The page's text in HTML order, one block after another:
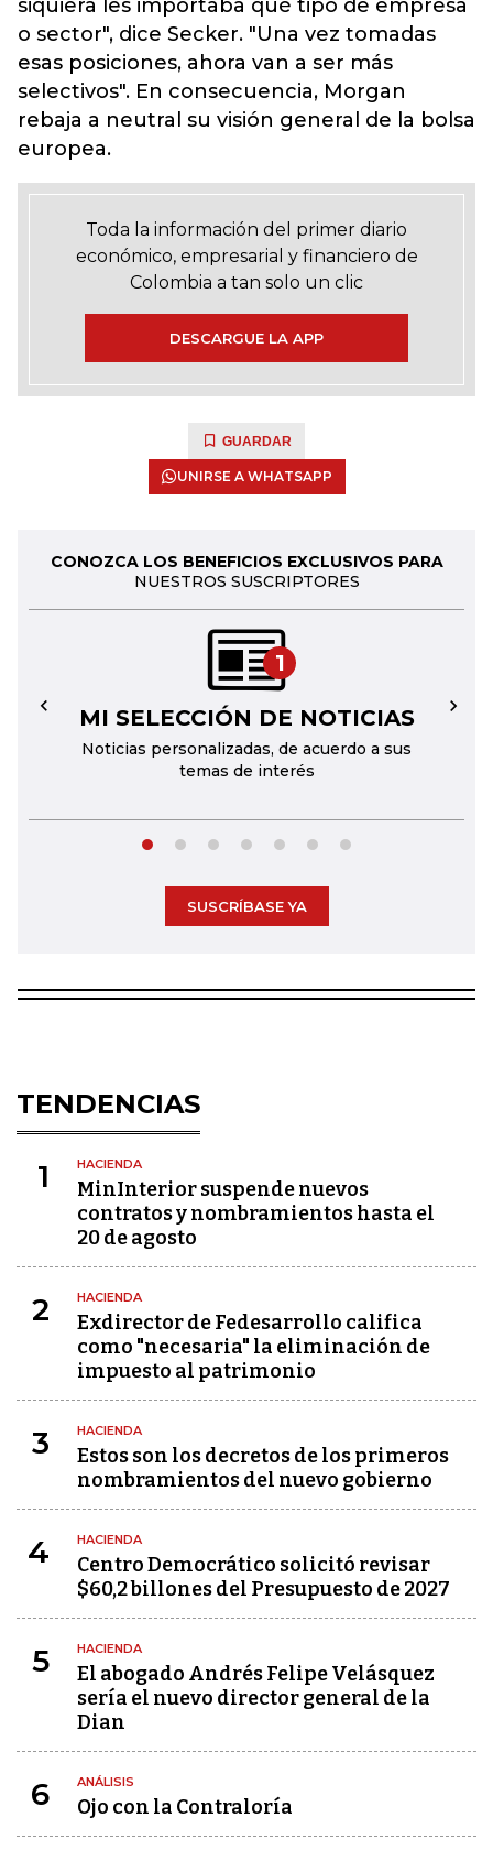
siquiera les importaba qué tipo de empresa
o sector", dice Secker. "Una vez tomadas
esas posiciones, ahora van a ser más
selectivos". En consecuencia, Morgan
rebaja a neutral su visión general de la bolsa
europea.
Toda la información del primer diario
económico, empresarial y financiero de
Colombia a tan solo un clic
DESCARGUE LA APP
GUARDAR
UNIRSE A WHATSAPP
CONOZCA LOS BENEFICIOS EXCLUSIVOS PARA
NUESTROS SUSCRIPTORES
1
MI SELECCIÓN DE NOTICIAS
Noticias personalizadas, de acuerdo a sus
temas de interés
← →
SUSCRÍBASE YA
TENDENCIAS
1 HACIENDA
MinInterior suspende nuevos
contratos y nombramientos hasta el
20 de agosto
2 HACIENDA
Exdirector de Fedesarrollo califica
como "necesaria" la eliminación de
impuesto al patrimonio
3 HACIENDA
Estos son los decretos de los primeros
nombramientos del nuevo gobierno
4 HACIENDA
Centro Democrático solicitó revisar
$60,2 billones del Presupuesto de 2027
5 HACIENDA
El abogado Andrés Felipe Velásquez
sería el nuevo director general de la
Dian
6 ANÁLISIS
Ojo con la Contraloría